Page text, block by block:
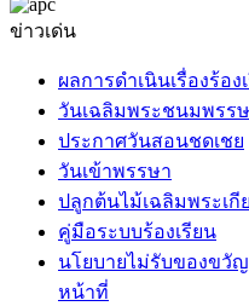
ข่าวเด่น
ผลการดำเนินเรื่องร้อ
วันเฉลิมพระชนมพรร
ประกาศวันสอนชดเชย
วันเข้าพรรษา
ปลูกต้นไม้เฉลิมพระเกี
คู่มือระบบร้องเรียน
นโยบายไม่รับของขวั
หน้าที่